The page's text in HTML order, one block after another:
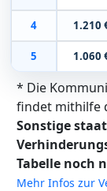
4 1.210
5 1.060
* Die
findet mithilfe
Sonstige
Tabelle noch
Mehr Infos zur